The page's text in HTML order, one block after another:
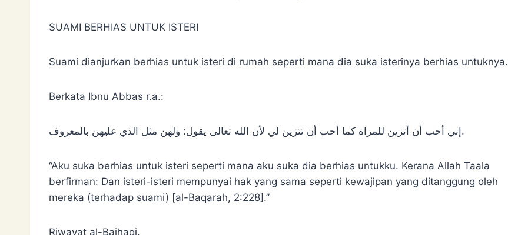
SUAMI BERHIAS UNTUK ISTERI
Suami dianjurkan berhias untuk isteri di rumah seperti mana dia suka isterinya berhias untuknya.
Berkata Ibnu Abbas r.a.:
إني أحب أن أتزين للمراة كما أحب أن تتزين لي لأن الله تعالى يقول: ولهن مثل الذي عليهن بالمعروف.
“Aku suka berhias untuk isteri seperti mana aku suka dia berhias untukku. Kerana Allah Taala
berfirman: Dan isteri-isteri mempunyai hak yang sama seperti kewajipan yang ditanggung oleh
mereka (terhadap suami) [al-Baqarah, 2:228].”
Riwayat al-Baihaqi.